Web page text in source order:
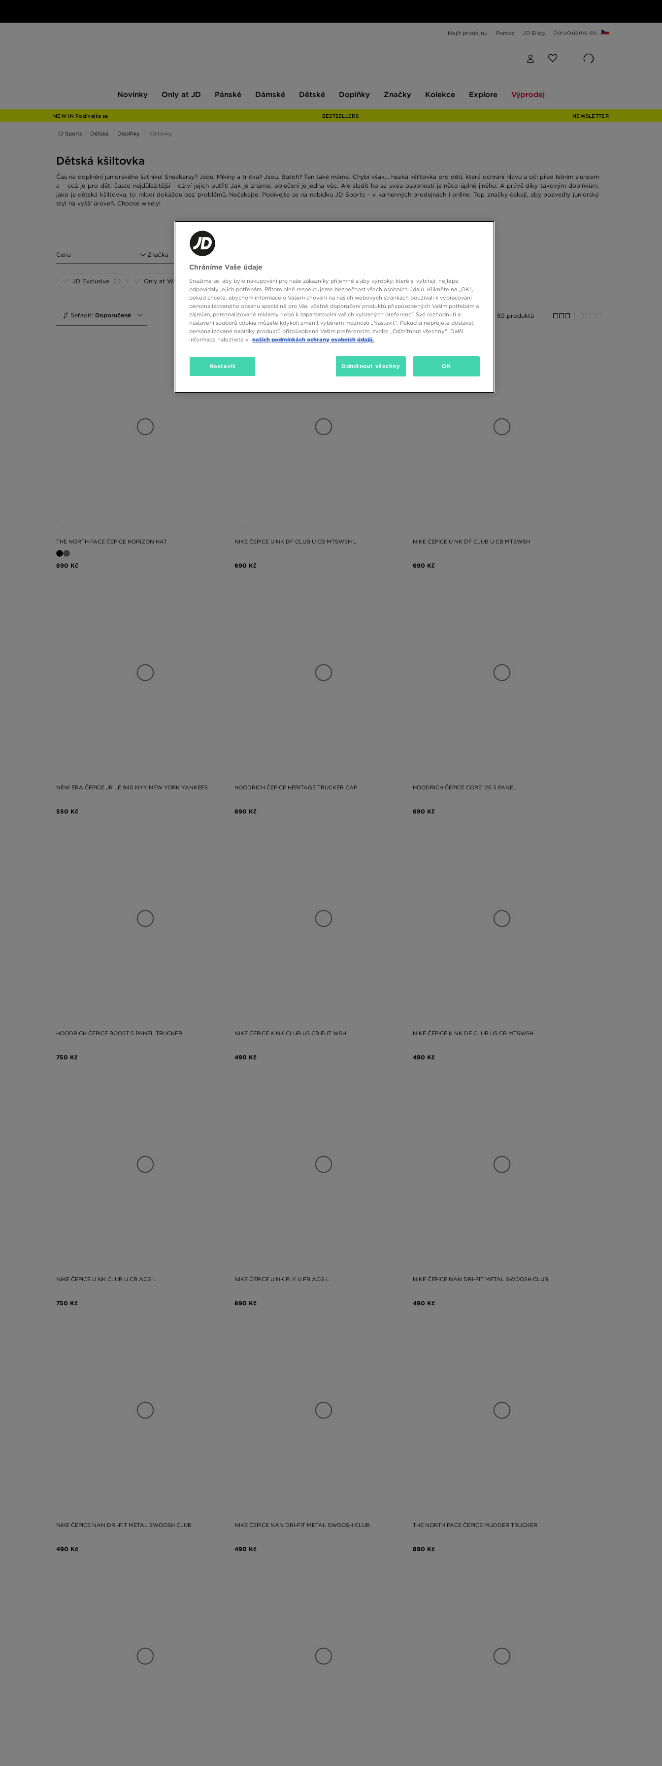
Najít prodejnu Pomoc JD Blog Doručujeme do...
Novinky
JD
Only at JD Pánské Dámské Dětské Doplňky Značky Kolekce Explore Výprodej
NEW IN Podívejte se BESTSELLERS NEWSLETTER
JD Sports Dětské Doplňky Kšiltovky
Dětská kšiltovka
Čas na doplnění juniorského šatníku! Sneakersy? Jsou. Mikiny a trička? Jsou. Batoh? Ten také máme. Chybí však... hezká kšiltovka pro děti, která ochrání hlavu a oči před letním sluncem
a – což je pro děti často nejdůležitější – oživí jejich outfit! Jak je známo, oblečení je jedna věc. Ale sladit ho se svou osobností je něco úplně jiného. A právě díky takovým doplňkům,
jako je dětská kšiltovka, to mladí dokážou bez problémů. Nečekejte. Podívejte se na nabídku JD Sports – v kamenných prodejnách i online. Top značky čekají, aby pozvedly juniorský
styl na vyšší úroveň. Choose wisely!
Cena Značka
JD Exclusive (1) Only at WEB (2) SALE (11)
Seřadit: Doporučené 50 produktů
THE NORTH FACE ČEPICE HORIZON HAT
890 Kč
NIKE ČEPICE U NK DF CLUB U CB MTSWSH L
690 Kč
NIKE ČEPICE U NK DF CLUB U CB MTSWSH
690 Kč
NEW ERA ČEPICE JR LE 940 NYY NEW YORK YANKEES
550 Kč
HOODRICH ČEPICE HERITAGE TRUCKER CAP
890 Kč
HOODRICH ČEPICE CORE '26 5 PANEL
690 Kč
HOODRICH ČEPICE BOOST 5 PANEL TRUCKER
750 Kč
NIKE ČEPICE K NK CLUB US CB FUT WSH
490 Kč
NIKE ČEPICE K NK DF CLUB US CB MTSWSH
490 Kč
NIKE ČEPICE U NK CLUB U CB ACG L
750 Kč
NIKE ČEPICE U NK FLY U FB ACG L
890 Kč
NIKE ČEPICE NAN DRI-FIT METAL SWOOSH CLUB
490 Kč
NIKE ČEPICE NAN DRI-FIT METAL SWOOSH CLUB
490 Kč
NIKE ČEPICE NAN DRI-FIT METAL SWOOSH CLUB
490 Kč
THE NORTH FACE ČEPICE MUDDER TRUCKER
890 Kč
Chráníme Vaše údaje
Snažíme se, aby bylo nakupování pro naše zákazníky příjemné a aby výrobky, které si vybírají, nejlépe
odpovídaly jejich potřebám. Přitom plně respektujeme bezpečnost všech osobních údajů. Klikněte na „OK“,
pokud chcete, abychom informace o Vašem chování na našich webových stránkách používali k vypracování
personalizovaného obsahu speciálně pro Vás, včetně doporučení produktů přizpůsobených Vašim potřebám a
zájmům, personalizované reklamy nebo k zapamatování vašich vybraných preferencí. Své rozhodnutí a
nastavení souborů cookie můžete kdykoli změnit výběrem možnosti „Nastavit“. Pokud si nepřejete dostávat
personalizované nabídky produktů přizpůsobené Vašim preferencím, zvolte „Odmítnout všechny“. Další
informace naleznete v našich podmínkách ochrany osobních údajů.
Nastavit Odmítnout všechny OK